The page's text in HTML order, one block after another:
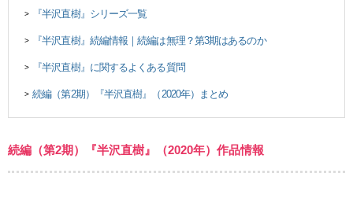
> 『半沢直樹』シリーズ一覧
> 『半沢直樹』続編情報｜続編は無理？第3期はあるのか
> 『半沢直樹』に関するよくある質問
> 続編（第2期）『半沢直樹』（2020年）まとめ
続編（第2期）『半沢直樹』（2020年）作品情報